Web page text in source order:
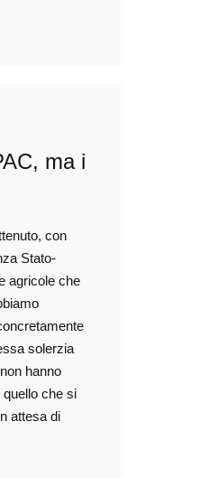
ma i
con
Stato-
agricole che
solerzia
hanno
che si
attesa di